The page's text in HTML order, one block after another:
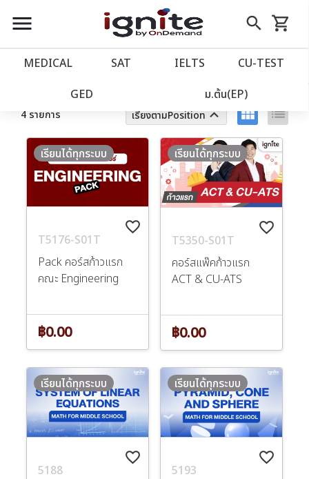
close
account_balance หน้าแรก
เว็บไซต์อิกไนท์
local_offer โปรโมชั่น
import_contacts วางแผนการเรียน
ลงทะเบียน
menu search
Skip
to
shopping_cart
รถเข็น
MEDICAL SAT IELTS CU‑TEST
GED ม.ต้น(EP)
ตัวกรอง ล้างทั้งหมด
4 รายการ เรียงตามPositionkeyboard_arrow_up view_module list
favorite_border
T5176-S01T
Pack คอร์สก้าวแรก
คณะ Engineering
เรียนได้ทุกระบบ
฿0.00
favorite_border
T5350-S01T
คอร์สแพ๊คก้าวแรก
ACT & CU-ATS
เรียนได้ทุกระบบ
฿0.00
favorite_border
5188
เรียนได้ทุกระบบ
favorite_border
5193
เรียนได้ทุกระบบ